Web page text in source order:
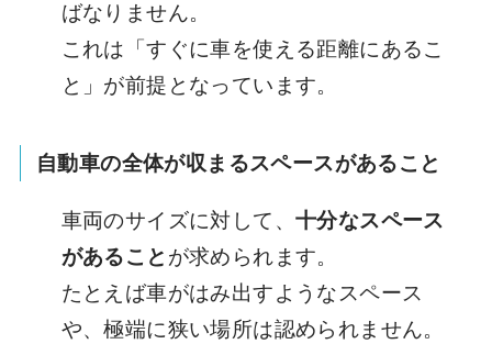
ばなりません。
これは「すぐに車を使える距離にあるこ
と」が前提となっています。
自動車の全体が収まるスペースがあること
車両のサイズに対して、 十分なスペース
があること が求められます。
たとえば車がはみ出すようなスペース
や、極端に狭い場所は認められません。